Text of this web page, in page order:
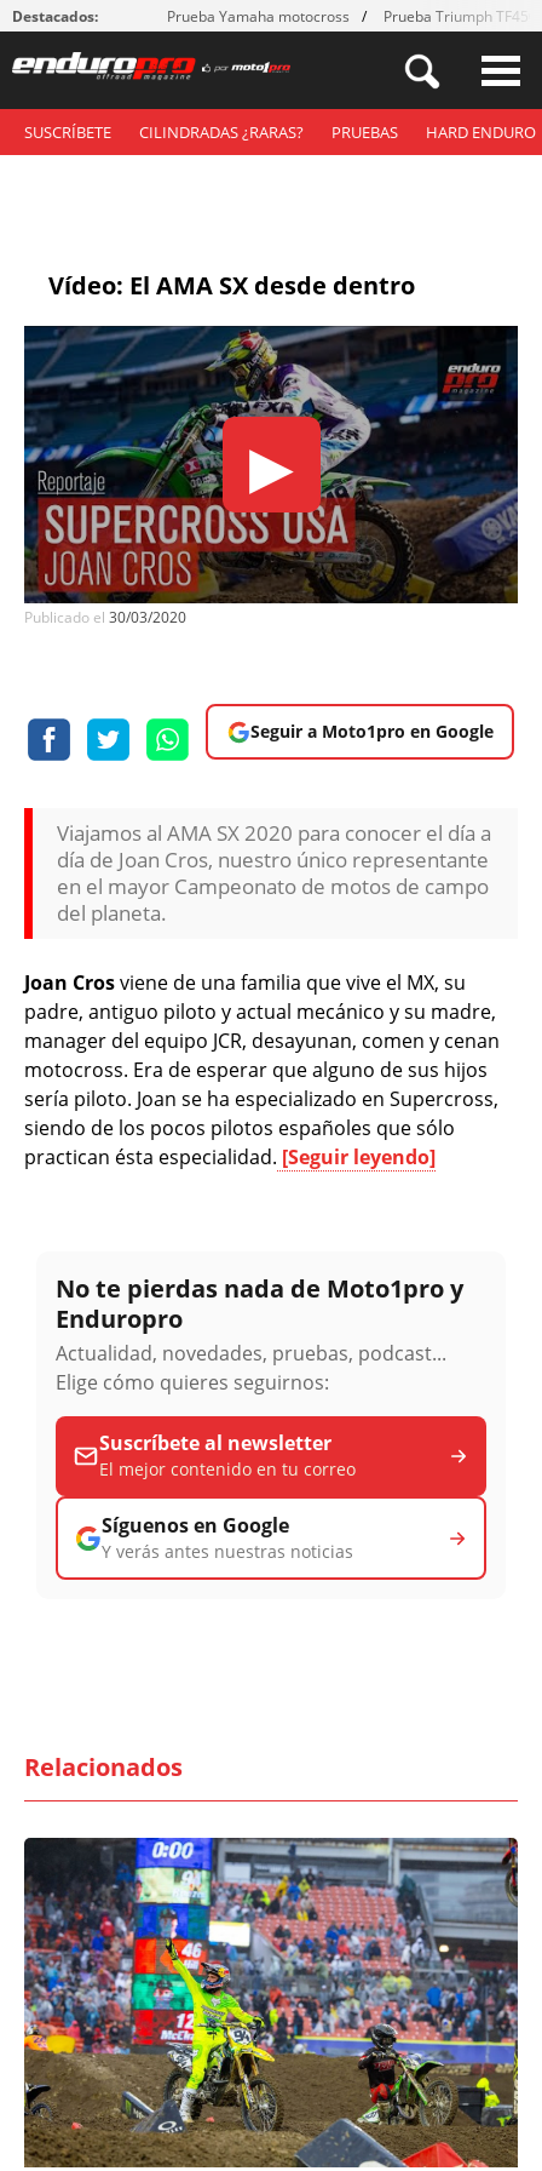
Destacados: Prueba Yamaha motocross Prueba Triumph
SUSCRÍBETE CILINDRADAS ¿RARAS? PRUEBAS HARD ENDURO
Vídeo: El AMA SX desde dentro
▶
Publicado el 30/03/2020
Seguir a Moto1pro en Google
Viajamos al AMA SX 2020 para conocer el día a
día de Joan Cros, nuestro único representante
en el mayor Campeonato de motos de campo
del planeta.
Joan Crosviene de una familia que vive el MX, su
padre, antiguo piloto y actual mecánico y su madre,
manager del equipo JCR, desayunan, comen y cenan
motocross. Era de esperar que alguno de sus hijos
sería piloto. Joan se ha especializado en Supercross,
siendo de los pocos pilotos españoles que sólo
practican ésta especialidad. [Seguir leyendo]
No te pierdas nada de Moto1pro y
Enduropro
Actualidad, novedades, pruebas, podcast...
Elige cómo quieres seguirnos:
Suscríbete al newsletter
El mejor contenido en tu correo
Síguenos en Google
Y verás antes nuestras noticias
Relacionados